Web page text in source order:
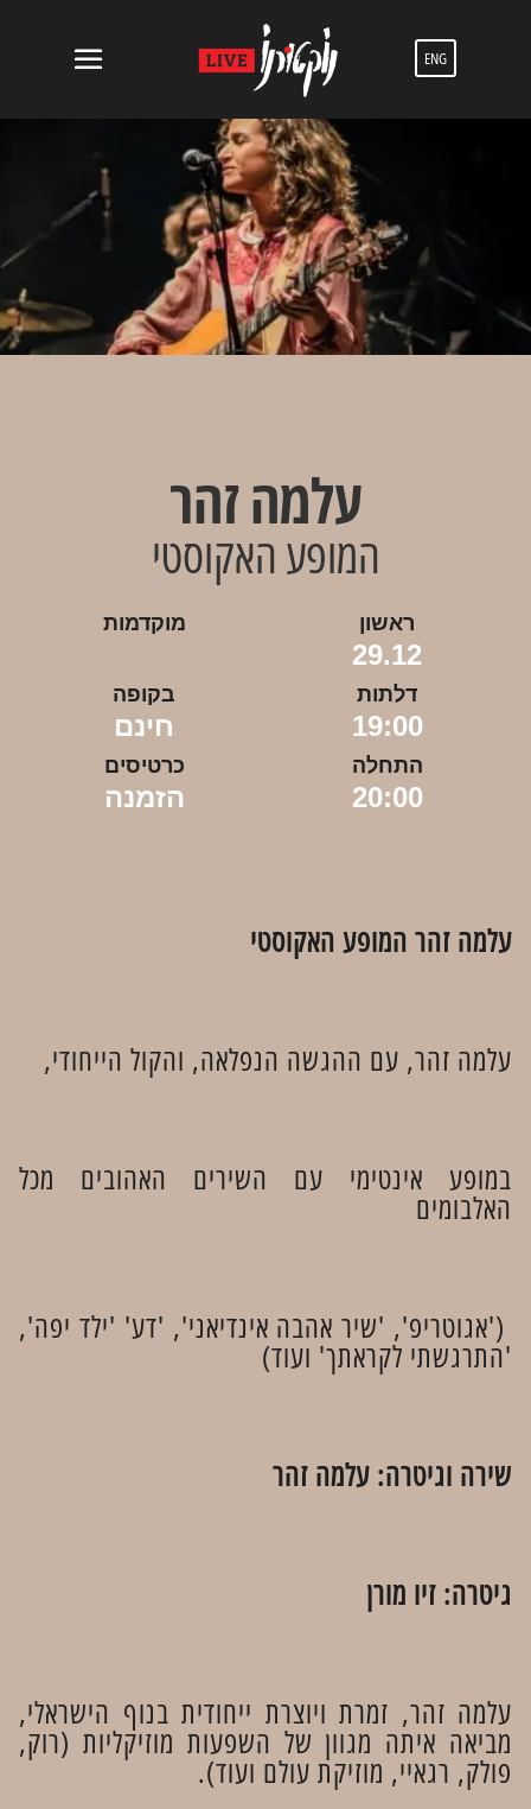
ENG
עלמה זֹהר
המופע האקוסטי
ראשון
29.12
מוקדמות
דלתות
19:00
בקופה
חינם
התחלה
20:00
כרטיסים
הזמנה
עלמה זֹהר המופע האקוסטי
עלמה זֹהר, עם ההגשה הנפלאה, והקול הייחודי,
במופע אינטימי עם השירים האהובים מכל
האלבומים
('אגוטריפ', 'שיר אהבה אינדיאני', 'דע' 'ילד יפה',
'התרגשתי לקראתך' ועוד)
שירה וגיטרה: עלמה זהר
גיטרה: זיו מורן
עלמה זהר, זמרת ויוצרת ייחודית בנוף הישראלי,
מביאה איתה מגוון של השפעות מוזיקליות (רוק,
פולק, רגאיי, מוזיקת עולם ועוד).